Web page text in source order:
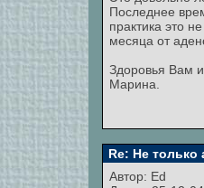
Последнее
практика это
месяца от
Здоровья Вам
Марина.
Re: Не только
Автор: Ed